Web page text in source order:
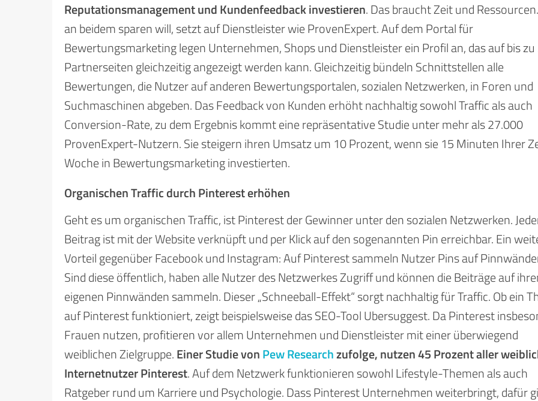
Reputationsmanagement und Kundenfeedback investieren. Das braucht Zeit und
an beidem sparen will, setzt auf Dienstleister wie ProvenExpert. Auf dem Portal für
Bewertungsmarketing legen Unternehmen, Shops und Dienstleister ein Profil an, das auf bis
Partnerseiten gleichzeitig angezeigt werden kann. Gleichzeitig bündeln Schnittstellen alle
Bewertungen, die Nutzer auf anderen Bewertungsportalen, sozialen Netzwerken, in Foren und
Suchmaschinen abgeben. Das Feedback von Kunden erhöht nachhaltig sowohl Traffic als auch
Conversion-Rate, zu dem Ergebnis kommt eine repräsentative Studie unter mehr als 27.000
ProvenExpert-Nutzern. Sie steigern ihren Umsatz um 10 Prozent, wenn sie 15 Minuten Ihrer
Woche in Bewertungsmarketing investierten.
Organischen Traffic durch Pinterest erhöhen
Geht es um organischen Traffic, ist Pinterest der Gewinner unter den sozialen Netzwerken.
Beitrag ist mit der Website verknüpft und per Klick auf den sogenannten Pin erreichbar. Ein
Vorteil gegenüber Facebook und Instagram: Auf Pinterest sammeln Nutzer Pins auf
Sind diese öffentlich, haben alle Nutzer des Netzwerkes Zugriff und können die Beiträge auf
eigenen Pinnwänden sammeln. Dieser „Schneeball-Effekt“ sorgt nachhaltig für Traffic. Ob ein
auf Pinterest funktioniert, zeigt beispielsweise das SEO-Tool Ubersuggest. Da Pinterest
Frauen nutzen, profitieren vor allem Unternehmen und Dienstleister mit einer überwiegend
weiblichen Zielgruppe. Einer Studie von Pew Researchzufolge, nutzen 45 Prozent aller
Internetnutzer Pinterest. Auf dem Netzwerk funktionieren sowohl Lifestyle-Themen als auch
Ratgeber rund um Karriere und Psychologie. Dass Pinterest Unternehmen weiterbringt, dafür